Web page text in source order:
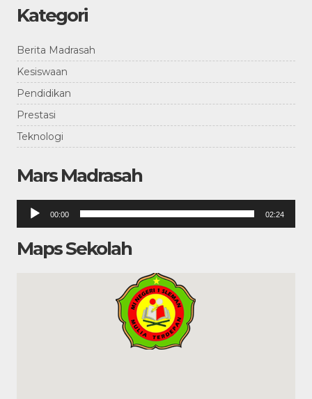
Kategori
Berita Madrasah
Kesiswaan
Pendidikan
Prestasi
Teknologi
Mars Madrasah
Pemutar
Audio
00:00 02:24
Maps Sekolah